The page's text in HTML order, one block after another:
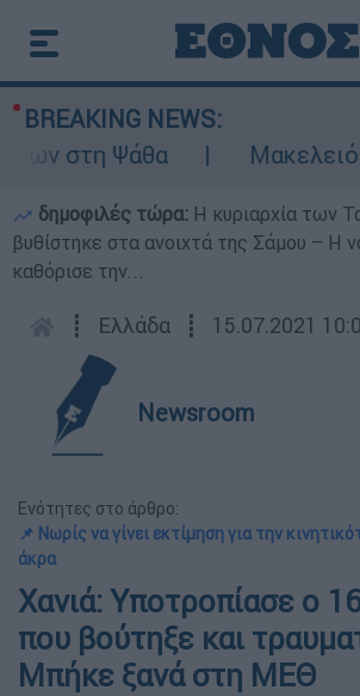
BREAKING NEWS:
στη Ψάθα
Μακελειό
δημοφιλές τώρα: Η κυριαρχία των
βυθίστηκε στα ανοιχτά της Σάμου – Η
καθόρισε την...
┋ Ελλάδα ┋ 15.07.2021
Newsroom
Ενότητες στο άρθρο:
📌 Νωρίς να γίνει εκτίμηση για την
άκρα
Χανιά: Υποτροπίασε ο
που βούτηξε και
Μπήκε ξανά στη ΜΕΘ